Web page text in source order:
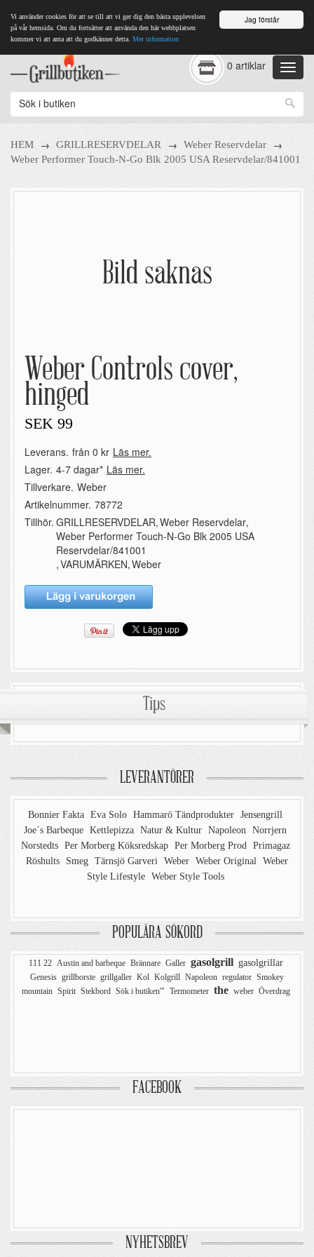
Jag förstår
Vi använder cookies för att se till att vi ger dig den bästa upplevelsen
på vår hemsida. Om du fortsätter att använda den här webbplatsen
kommer vi att anta att du godkänner detta. Mer information
0 artiklar
HEM → GRILLRESERVDELAR → Weber Reservdelar →
Weber Performer Touch-N-Go Blk 2005 USA Reservdelar/841001
Bild saknas
Weber Controls cover,
hinged
SEK 99
Leverans. från 0 kr Läs mer.
Lager. 4-7 dagar* Läs mer.
Tillverkare. Weber
Artikelnummer. 78772
Tillhör. GRILLRESERVDELAR,Weber Reservdelar,
Weber Performer Touch-N-Go Blk 2005 USA
Reservdelar/841001
,VARUMÄRKEN,Weber
Tips
LEVERANTÖRER
Bonnier Fakta Eva Solo Hammarö Tändprodukter Jensengrill
Joe´s Barbeque Kettlepizza Natur & Kultur Napoleon Norrjern
Norstedts Per Morberg Köksredskap Per Morberg Prod Primagaz
Röshults
Smeg Tärnsjö Garveri Weber Weber Original Weber
Style Lifestyle Weber Style Tools
POPULÄRA SÖKORD
111 22 Austin and barbeque Brännare Galler gasolgrill gasolgrillar
Genesis grillborste grillgaller Kol Kolgrill Napoleon regulator Smokey
mountain Spirit Stekbord Sök i butiken'" Termometer the weber Överdrag
FACEBOOK
NYHETSBREV